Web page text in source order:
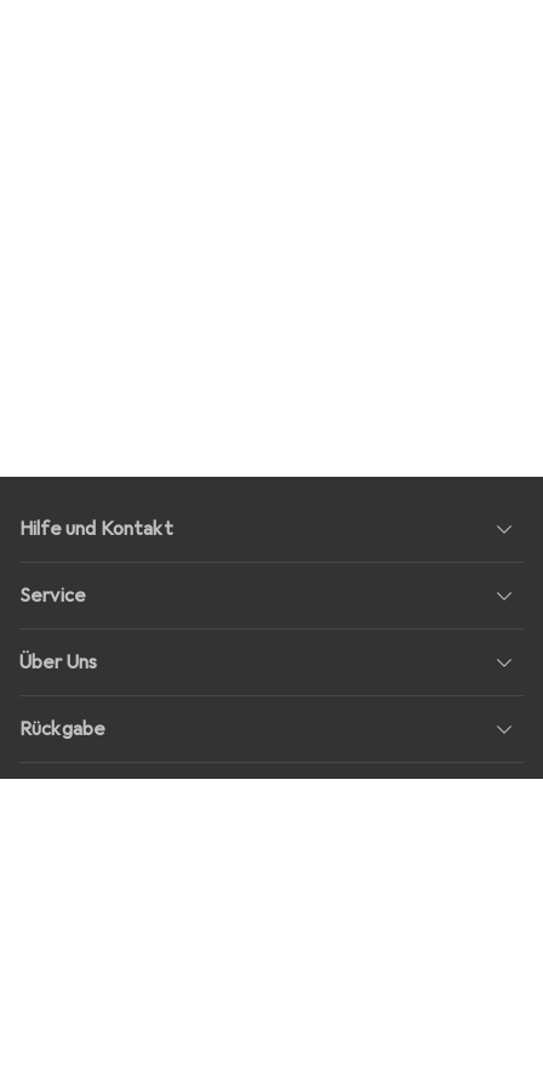
Hilfe und Kontakt
Service
Über Uns
Rückgabe